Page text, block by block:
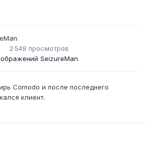
2 548 просмотров
SeizureMan
Comodo и после последнего
клиент.